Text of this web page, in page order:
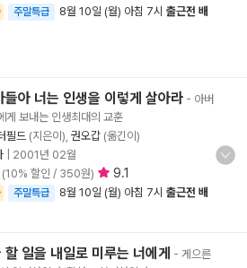
주말특급 8월 10일 (월) 아침 7시 출근전 배
들아 너는 인생을 이렇게 살아라 - 아버
게 보내는 인생최대의 교훈
필드 (지은이), 권오갑 (옮긴이)
2001년 02월
(10% 할인 / 350원) 9.1
주말특급 8월 10일 (월) 아침 7시 출근전 배
일을 내일로 미루는 너에게 - 게으른